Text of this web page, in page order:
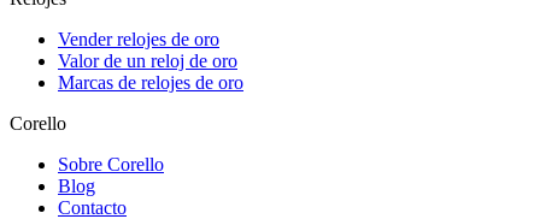
Vender relojes de oro
Valor de un reloj de oro
Marcas de relojes de oro
Corello
Sobre Corello
Blog
Contacto